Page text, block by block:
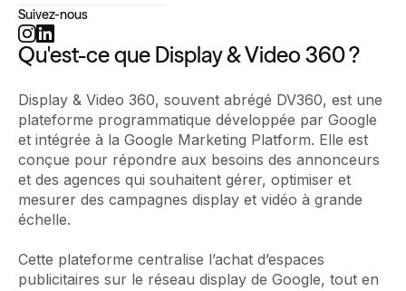
Suivez-nous
Qu'est-ce que Display & Video 360 ?
Display & Video 360, souvent abrégé DV360, est une
plateforme programmatique développée par Google
et intégrée à la Google Marketing Platform. Elle est
conçue pour répondre aux besoins des annonceurs
et des agences qui souhaitent gérer, optimiser et
mesurer des campagnes display et vidéo à grande
échelle.
Cette plateforme centralise l’achat d’espaces
publicitaires sur le réseau display de Google, tout en